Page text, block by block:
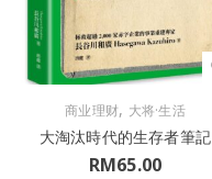
商业理财, 大将·生活
大淘汰時代的生存者筆記
RM65.00